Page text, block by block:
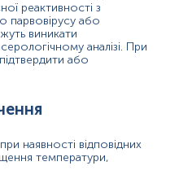
крові не знайдено
для Rubella Virus, це
вірусом
реактивності з
парвовірусу або
виникати
аналізі. При
або
наявності відповідних
температури,